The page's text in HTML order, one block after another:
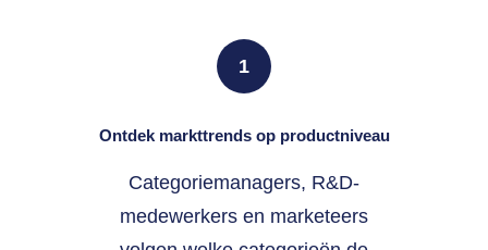
1
Ontdek markttrends op productniveau
Categoriemanagers, R&D-
medewerkers en marketeers